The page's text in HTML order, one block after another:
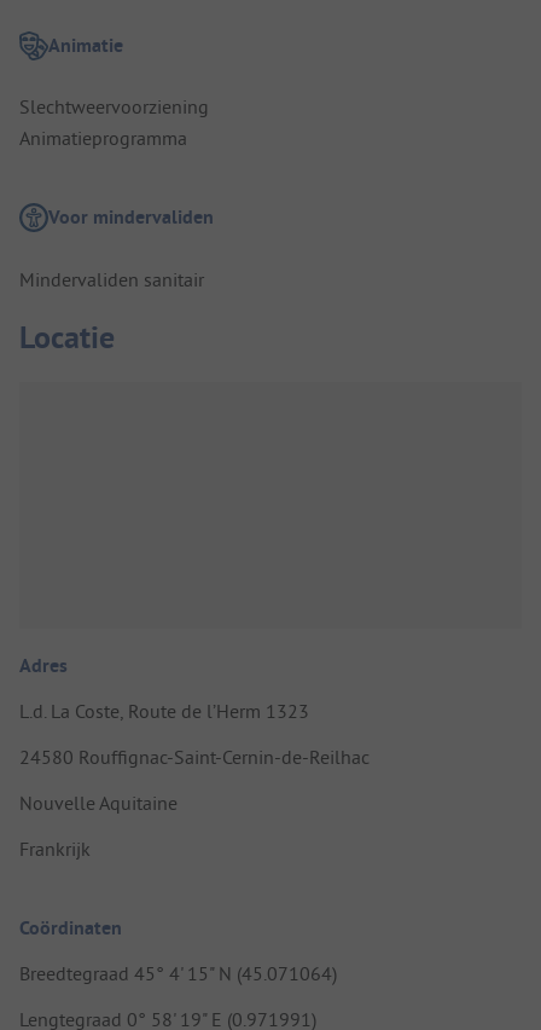
Animatie
Slechtweervoorziening
Animatieprogramma
Voor mindervaliden
Mindervaliden sanitair
Locatie
Adres
L.d. La Coste, Route de l’Herm 1323
24580 Rouffignac-Saint-Cernin-de-Reilhac
Nouvelle Aquitaine
Frankrijk
Coördinaten
Breedtegraad 45° 4' 15" N (45.071064)
Lengtegraad 0° 58' 19" E (0.971991)